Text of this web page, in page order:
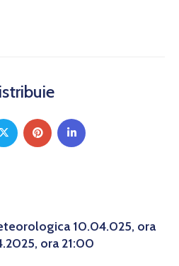
10.04.025, ora
ora 21:00